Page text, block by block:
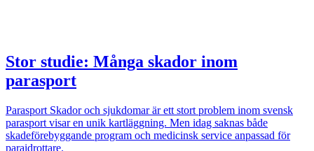
Stor studie: Många skador inom
parasport
Parasport Skador och sjukdomar är ett stort problem inom svensk
parasport visar en unik kartläggning. Men idag saknas både
skadeförebyggande program och medicinsk service anpassad för
paraidrottare.